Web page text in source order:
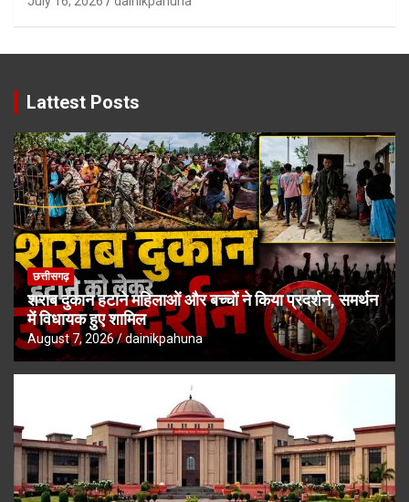
Lattest Posts
छत्तीसगढ़
शराब दुकान हटाने महिलाओं और बच्चों ने किया प्रदर्शन, समर्थन
में विधायक हुए शामिल
August 7, 2026 dainikpahuna